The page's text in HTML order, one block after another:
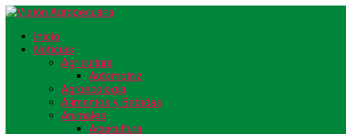
Inicio
Noticias
Agricultura
Automotriz
Agroecología
Alimentos y Bebidas
Animales
Acuicultura